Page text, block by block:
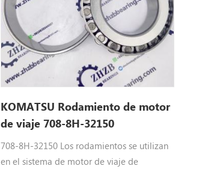
KOMATSU Rodamiento de motor
de viaje 708-8H-32150
7088h32150
708-8H-32150 Los rodamientos se utilizan
en el sistema de motor de viaje de